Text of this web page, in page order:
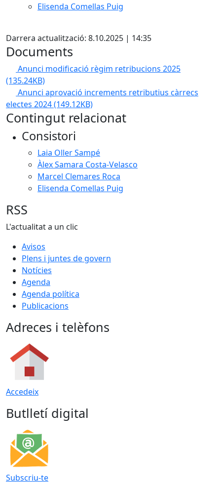
Elisenda Comellas Puig
Darrera actualització: 8.10.2025 | 14:35
Documents
Anunci modificació règim retribucions 2025
(135.24KB)
Anunci aprovació increments retributius càrrecs
electes 2024(149.12KB)
Contingut relacionat
Consistori
Laia Oller Sampé
Àlex Samara Costa-Velasco
Marcel Clemares Roca
Elisenda Comellas Puig
RSS
L'actualitat a un clic
Avisos
Plens i juntes de govern
Notícies
Agenda
Agenda política
Publicacions
Adreces i telèfons
Accedeix
Butlletí digital
Subscriu-te